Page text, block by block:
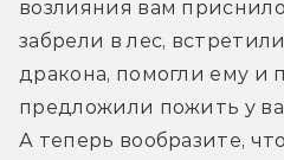
возлияния вам
забрели в лес,
дракона, помогли ему и
предложили пожить у
А теперь вообразите,